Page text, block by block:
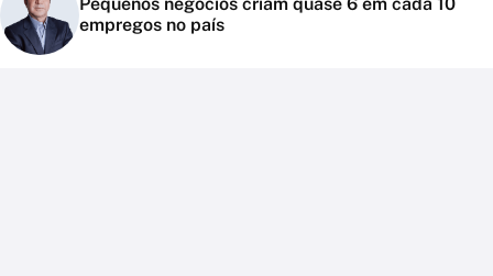
Pequenos negócios criam quase 6 em cada 10
empregos no país